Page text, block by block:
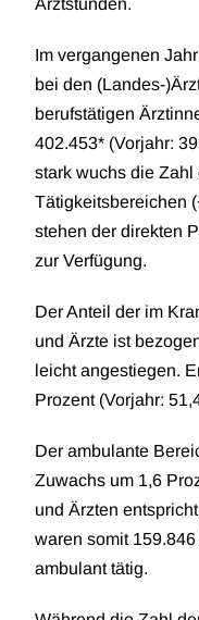
Arztstunden.
Im vergangenen
bei den (Landes-
berufstätigen
402.453* (Vorjahr:
stark wuchs die Zahl
Tätigkeitsbereichen
stehen der direkten
zur Verfügung.
Der Anteil der im
und Ärzte ist
leicht angestiegen.
Prozent (Vorjahr:
Der ambulante
Zuwachs um 1,6
und Ärzten
waren somit
ambulant tätig.